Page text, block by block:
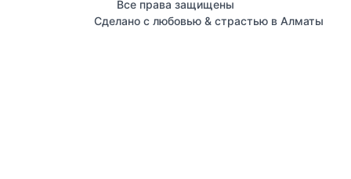
Все права защищены
Сделано с любовью & страстью в Алматы